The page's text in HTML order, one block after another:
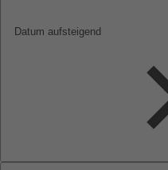
Datum aufsteigend